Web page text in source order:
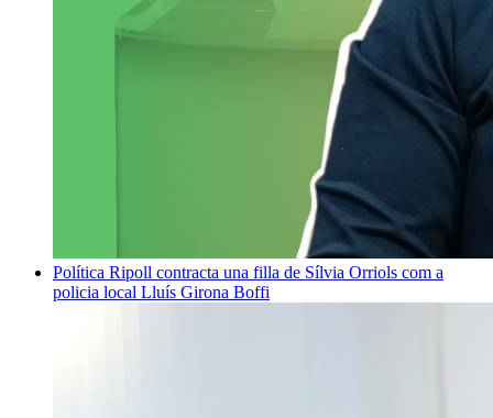
Política Ripoll contracta una filla de Sílvia Orriols com a
policia local Lluís Girona Boffi